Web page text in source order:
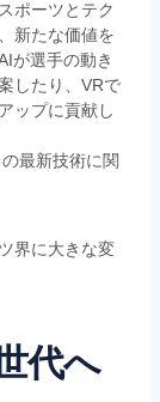
ポーツとテク
新たな価値を
が選手の動き
したり、VRで
ップに貢献し
最新技術に関
界に大きな変
代へ